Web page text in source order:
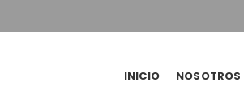
INICIO NOSOTROS